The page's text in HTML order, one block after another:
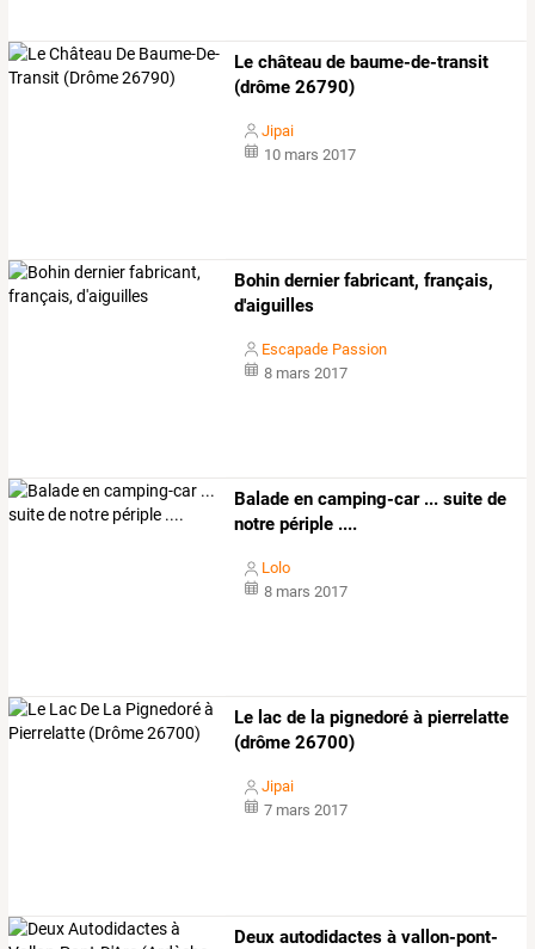
Le château de baume-de-transit
(drôme 26790)
Jipai
10 mars 2017
Bohin dernier fabricant, français,
d'aiguilles
Escapade Passion
8 mars 2017
Balade en camping-car ... suite de
notre périple ....
Lolo
8 mars 2017
Le lac de la pignedoré à pierrelatte
(drôme 26700)
Jipai
7 mars 2017
Deux autodidactes à vallon-pont-